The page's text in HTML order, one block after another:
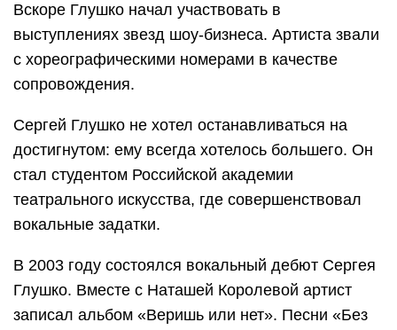
Вскоре Глушко начал участвовать в
выступлениях звезд шоу-бизнеса. Артиста звали
с хореографическими номерами в качестве
сопровождения.
Сергей Глушко не хотел останавливаться на
достигнутом: ему всегда хотелось большего. Он
стал студентом Российской академии
театрального искусства, где совершенствовал
вокальные задатки.
В 2003 году состоялся вокальный дебют Сергея
Глушко. Вместе с Наташей Королевой артист
записал альбом «Веришь или нет». Песни «Без